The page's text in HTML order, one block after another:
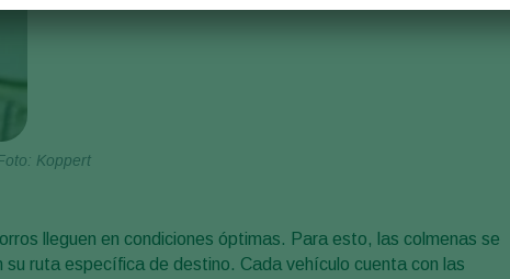
Koppert
lleguen en condiciones óptimas. Para esto, las colmenas se
ruta específica de destino. Cada vehículo cuenta con las